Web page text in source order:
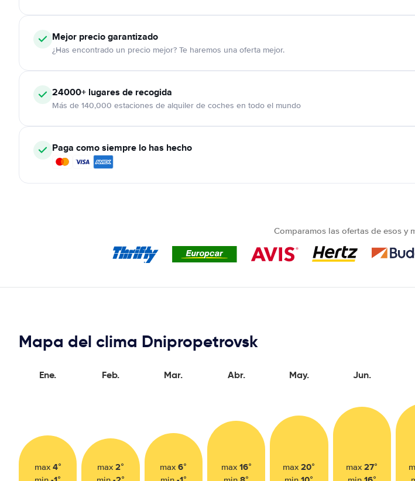
Mejor precio garantizado
¿Has encontrado un precio mejor? Te haremos una oferta mejor.
24000+ lugares de recogida
Más de 140,000 estaciones de alquiler de coches en todo el mundo
Paga como siempre lo has hecho
Comparamos las ofertas de esos y
Mapa del clima Dnipropetrovsk
Ene.
max 4°
Feb.
max 2°
Mar.
max6°
Abr.
max 16°
May.
max20°
Jun.
max27°